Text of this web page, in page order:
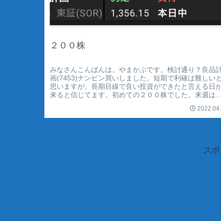
２００株
みなさんこんばんは。やまかぶです。検討通り？良品
画(7453)ナンピン買いしました。短期で利確は難しいと
思いますが、長期目線で良い投資ができたと言える日
来ると信じてます。初めての２００株でした。来週はど
ス